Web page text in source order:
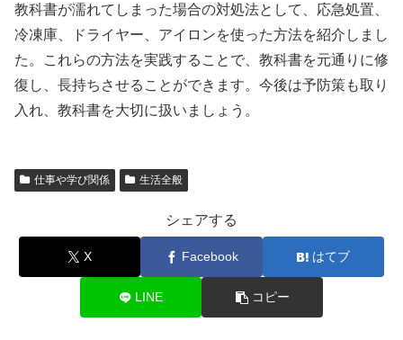
教科書が濡れてしまった場合の対処法として、応急処置、
冷凍庫、ドライヤー、アイロンを使った方法を紹介しまし
た。これらの方法を実践することで、教科書を元通りに修
復し、長持ちさせることができます。今後は予防策も取り
入れ、教科書を大切に扱いましょう。
仕事や学び関係 生活全般
シェアする
X Facebook はてブ
LINE コピー